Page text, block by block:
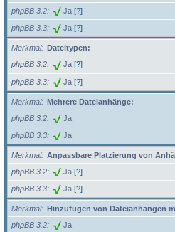
phpBB 3.2
Ja [?]
phpBB 3.3 Ja [?]
Merkmal
Dateitypen:
phpBB 3.2
Ja [?]
phpBB 3.3 Ja [?]
Merkmal
Mehrere Dateianhänge:
phpBB 3.2
Ja
phpBB 3.3 Ja
Merkmal
Anpassbare Platzierung von
phpBB 3.2
Ja [?]
phpBB 3.3 Ja [?]
Merkmal
Hinzufügen von Dateianhängen
phpBB 3.2
Ja